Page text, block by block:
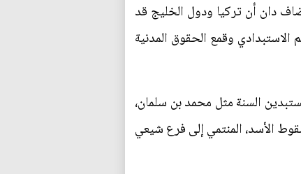
دان أن تركيا ودول الخليج قد
وقمع الحقوق المدنية
السنة مثل محمد بن سلمان،
الأسد، المنتمي إلى فرع شيعي